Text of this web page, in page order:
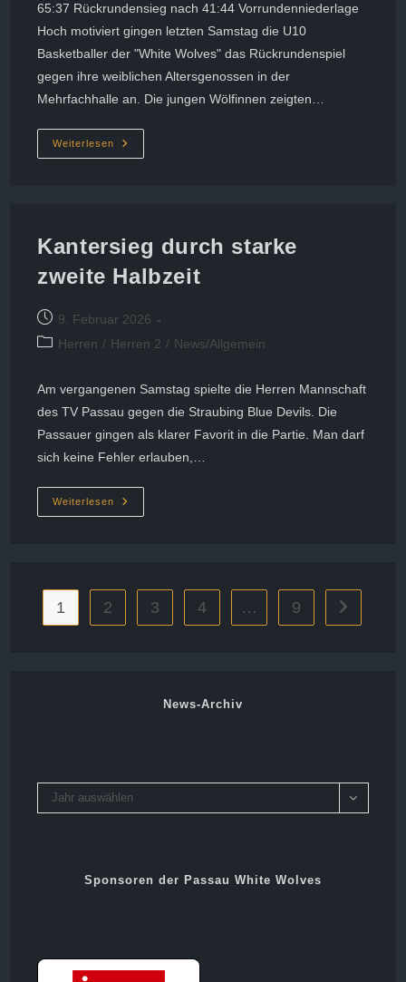
65:37 Rückrundensieg nach 41:44 Vorrundenniederlage
Hoch motiviert gingen letzten Samstag die U10
Basketballer der "White Wolves" das Rückrundenspiel
gegen ihre weiblichen Altersgenossen in der
Mehrfachhalle an. Die jungen Wölfinnen zeigten…
Weiterlesen
U10
Jungs
Kantersieg durch starke
zweite Halbzeit
Beitrag
veröffentlicht:
9. Februar 2026
Beitrags-
Herren / Herren 2 / News/Allgemein
Am vergangenen Samstag spielte die Herren Mannschaft
des TV Passau gegen die Straubing Blue Devils. Die
Passauer gingen als klarer Favorit in die Partie. Man darf
sich keine Fehler erlauben,…
Weiterlesen
Kantersieg
Durch
1 2 3 4 … 9 Zur
News-Archiv
Archiv
Jahr auswählen
Sponsoren der Passau White Wolves